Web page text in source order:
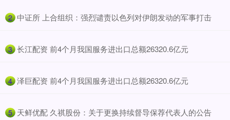
2 ​中证所 上合组织：强烈谴责以色列对伊朗发动的军事打击
3 ​长江配资 前4个月我国服务进出口总额26320.6亿元
4 ​泽巨配资 前4个月我国服务进出口总额26320.6亿元
5 ​天鲜优配 久祺股份：关于更换持续督导保荐代表人的公告